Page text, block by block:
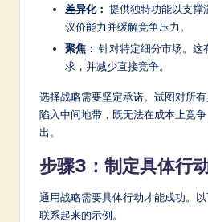
差异化： 提供独特功能以支撑
议价能力并缓解竞争压力。
聚焦： 针对特定细分市场。这
求，并减少直接竞争。
选择战略需要坚定承诺。试图对所
陷入中间地带，既无法在成本上竞
出。
步骤3：制定具体行
通用战略需要具体行动才能成功。
联系起来的示例。